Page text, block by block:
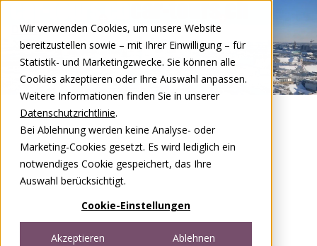
Wir verwenden Cookies, um unsere Website
bereitzustellen sowie – mit Ihrer Einwilligung – für
Statistik- und Marketingzwecke. Sie können alle
Cookies akzeptieren oder Ihre Auswahl anpassen.
Weitere Informationen finden Sie in unserer
Datenschutzrichtlinie.
Bei Ablehnung werden keine Analyse- oder
Marketing-Cookies gesetzt. Es wird lediglich ein
notwendiges Cookie gespeichert, das Ihre
Auswahl berücksichtigt.
Cookie-Einstellungen
Akzeptieren Ablehnen
DEFR
Open menu